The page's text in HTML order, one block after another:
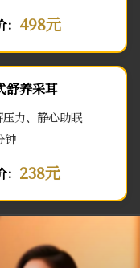
498元
舒养采耳
压力、静心助眠
钟
238元